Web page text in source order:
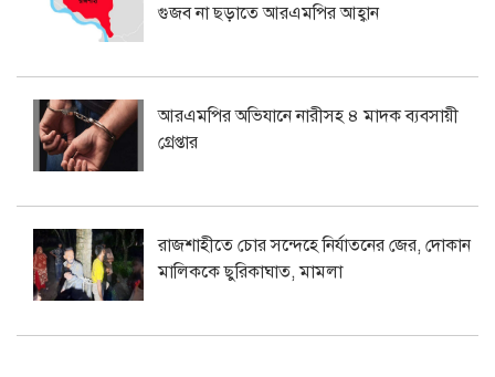
গুজব না ছড়াতে আরএমপির আহ্বান
আরএমপির অভিযানে নারীসহ ৪ মাদক ব্যবসায়ী
গ্রেপ্তার
রাজশাহীতে চোর সন্দেহে নির্যাতনের জের, দোকান
মালিককে ছুরিকাঘাত, মামলা